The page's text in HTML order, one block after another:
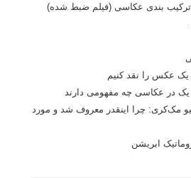
ترکیب بندی عکاسی (فیلم ضبط شده)
عکس را نقد کنیم
یک در عکاسی چه مفهومی دارند
مک‌کری: چرا اینقدر معروف شد و مورد
ابریشن